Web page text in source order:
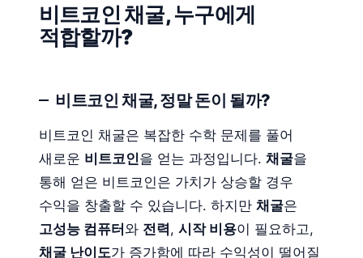
비트코인 채굴, 누구에게
적합할까?
비트코인 채굴, 정말 돈이 될까?
비트코인 채굴은 복잡한 수학 문제를 풀어
새로운 비트코인을 얻는 과정입니다. 채굴을
통해 얻은 비트코인은 가치가 상승할 경우
수익을 창출할 수 있습니다. 하지만 채굴은
고성능 컴퓨터와 전력, 시작 비용이 필요하고,
채굴 난이도가 증가함에 따라 수익성이 떨어질